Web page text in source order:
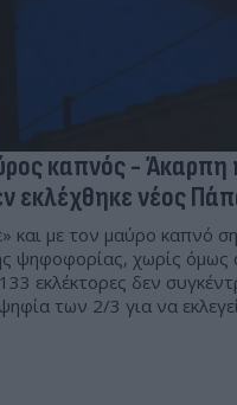
καπνός -
εκλέχθηκε νέος
και με τον μαύρο καπνό
ψηφοφορίας, χωρίς όμως
εκλέκτορες δεν
των 2/3 για να